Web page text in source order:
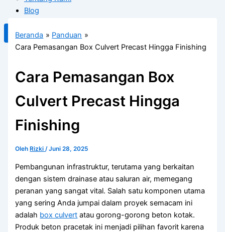
Blog
X
Beranda
Panduan
Cara Pemasangan Box Culvert Precast Hingga Finishing
Cara Pemasangan Box
Culvert Precast Hingga
Finishing
Oleh Rizki/Juni 28, 2025
Pembangunan infrastruktur, terutama yang berkaitan
dengan sistem drainase atau saluran air, memegang
peranan yang sangat vital. Salah satu komponen utama
yang sering Anda jumpai dalam proyek semacam ini
adalah box culvert atau gorong-gorong beton kotak.
Produk beton pracetak ini menjadi pilihan favorit karena